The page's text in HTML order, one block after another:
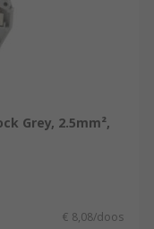
and civil
air
Grey, 2.5mm²,
€ 8,08/doos